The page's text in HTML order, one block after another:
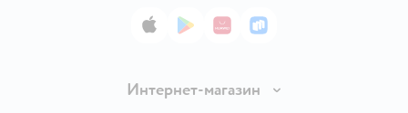
App StoreGoogle Play
AppGallery
RuStore
Интернет-магазин